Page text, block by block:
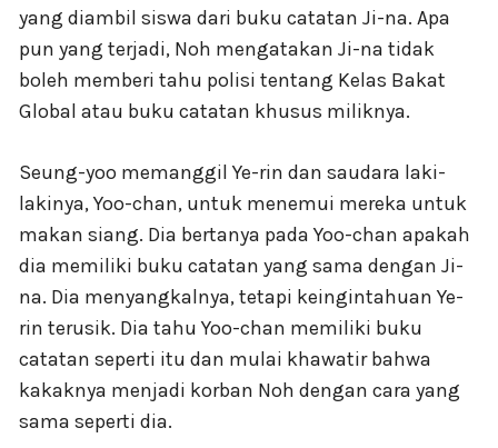
yang diambil siswa dari buku catatan Ji-na. Apa
pun yang terjadi, Noh mengatakan Ji-na tidak
boleh memberi tahu polisi tentang Kelas Bakat
Global atau buku catatan khusus miliknya.
Seung-yoo memanggil Ye-rin dan saudara laki-
lakinya, Yoo-chan, untuk menemui mereka untuk
makan siang. Dia bertanya pada Yoo-chan apakah
dia memiliki buku catatan yang sama dengan Ji-
na. Dia menyangkalnya, tetapi keingintahuan Ye-
rin terusik. Dia tahu Yoo-chan memiliki buku
catatan seperti itu dan mulai khawatir bahwa
kakaknya menjadi korban Noh dengan cara yang
sama seperti dia.